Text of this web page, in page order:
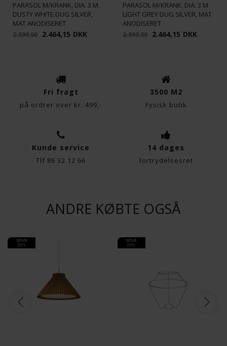
PARASOL M/KRANK, DIA. 3 M
DUSTY WHITE DUG SILVER,
MAT ANODISERET
2.899,00 2.464,15 DKK
PARASOL M/KRANK, DIA. 3 M
LIGHT GREY DUG SILVER, MAT
ANODISERET
2.899,00 2.464,15 DKK
Fri fragt
på ordrer over kr. 499,-
3500 M2
Fysisk butik
Kunde service
Tlf 86 32 12 66
14 dages
fortrydelsesret
ANDRE KØBTE OGSÅ
SPAR
20%
SPAR
20%